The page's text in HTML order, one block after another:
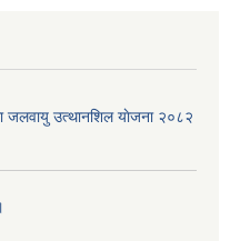
जलवायु उत्थानशिल याेजना २०८२